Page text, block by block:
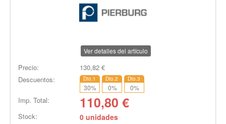
Ver detalles del artículo
Precio: 130,82€
Descuentos:
Dto.1
30%
Dto.2
0%
Dto.3
0%
Imp. Total: 110,80 €
Stock: 0 unidades